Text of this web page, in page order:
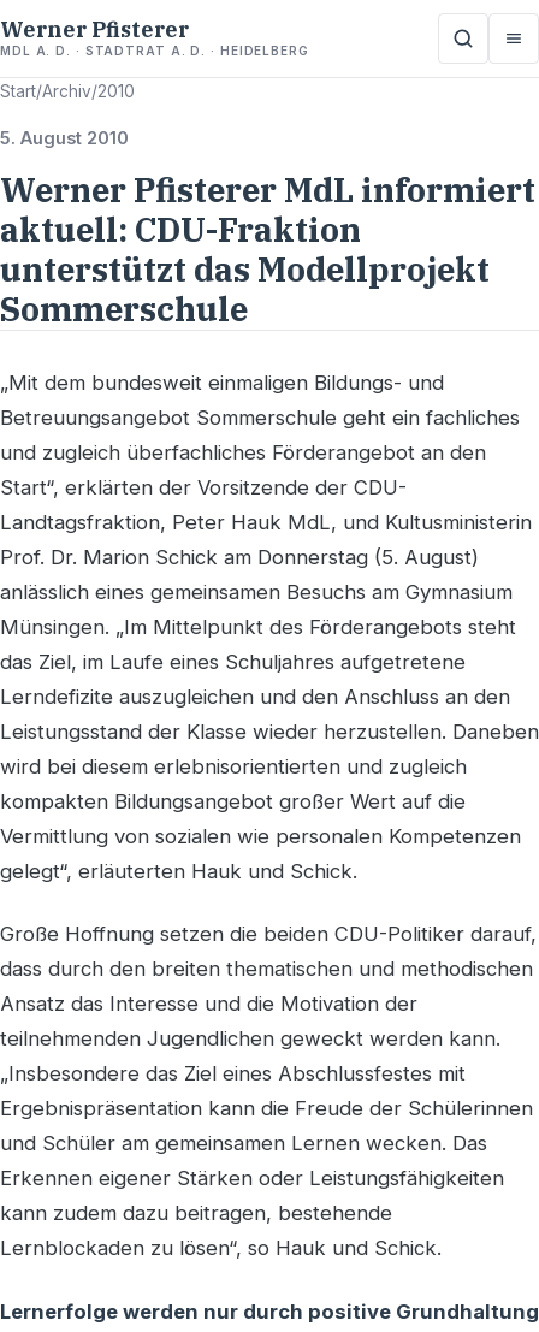
Werner Pfisterer
MDL A. D. · STADTRAT A. D. · HEIDELBERG
Start/Archiv/2010
5. August 2010
Werner Pfisterer MdL informiert
aktuell: CDU-Fraktion
unterstützt das Modellprojekt
Sommerschule
„Mit dem bundesweit einmaligen Bildungs- und
Betreuungsangebot Sommerschule geht ein fachliches
und zugleich überfachliches Förderangebot an den
Start“, erklärten der Vorsitzende der CDU-
Landtagsfraktion, Peter Hauk MdL, und Kultusministerin
Prof. Dr. Marion Schick am Donnerstag (5. August)
anlässlich eines gemeinsamen Besuchs am Gymnasium
Münsingen. „Im Mittelpunkt des Förderangebots steht
das Ziel, im Laufe eines Schuljahres aufgetretene
Lerndefizite auszugleichen und den Anschluss an den
Leistungsstand der Klasse wieder herzustellen. Daneben
wird bei diesem erlebnisorientierten und zugleich
kompakten Bildungsangebot großer Wert auf die
Vermittlung von sozialen wie personalen Kompetenzen
gelegt“, erläuterten Hauk und Schick.
Große Hoffnung setzen die beiden CDU-Politiker darauf,
dass durch den breiten thematischen und methodischen
Ansatz das Interesse und die Motivation der
teilnehmenden Jugendlichen geweckt werden kann.
„Insbesondere das Ziel eines Abschlussfestes mit
Ergebnispräsentation kann die Freude der Schülerinnen
und Schüler am gemeinsamen Lernen wecken. Das
Erkennen eigener Stärken oder Leistungsfähigkeiten
kann zudem dazu beitragen, bestehende
Lernblockaden zu lösen“, so Hauk und Schick.
Lernerfolge werden nur durch positive Grundhaltung